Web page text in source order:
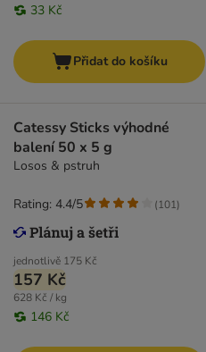
33 Kč
Přidat do košíku
Catessy Sticks výhodné
balení 50 x 5 g
Losos & pstruh
jednotlivě 175 Kč
157 Kč
628 Kč / kg
146 Kč
Rating: 4.4/5 (101)